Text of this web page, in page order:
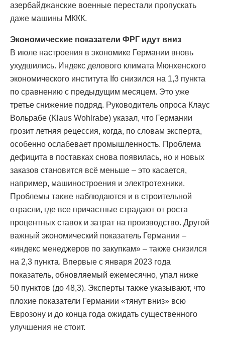
азербайджанские военные перестали пропускать
даже машины МККК.
Экономические показатели ФРГ идут вниз
В июле настроения в экономике Германии вновь
ухудшились. Индекс делового климата Мюнхенского
экономического института Ifo снизился на 1,3 пункта
по сравнению с предыдущим месяцем. Это уже
третье снижение подряд. Руководитель опроса Клаус
Вольрабе (Klaus Wohlrabe) указал, что Германии
грозит летняя рецессия, когда, по словам эксперта,
особенно ослабевает промышленность. Проблема
дефицита в поставках снова появилась, но и новых
заказов становится всё меньше – это касается,
например, машиностроения и электротехники.
Проблемы также наблюдаются и в строительной
отрасли, где все причастные страдают от роста
процентных ставок и затрат на производство. Другой
важный экономический показатель Германии –
«индекс менеджеров по закупкам» – также снизился
на 2,3 пункта. Впервые с января 2023 года
показатель, обновляемый ежемесячно, упал ниже
50 пунктов (до 48,3). Эксперты также указывают, что
плохие показатели Германии «тянут вниз» всю
Еврозону и до конца года ожидать существенного
улучшения не стоит.